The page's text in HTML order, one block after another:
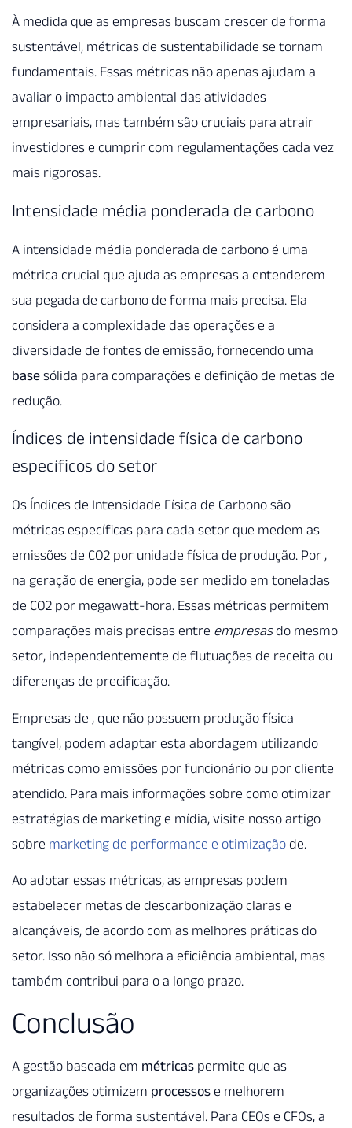
À medida que as empresas buscam crescer de forma
sustentável, métricas de sustentabilidade se tornam
fundamentais. Essas métricas não apenas ajudam a
avaliar o impacto ambiental das atividades
empresariais, mas também são cruciais para atrair
investidores e cumprir com regulamentações cada vez
mais rigorosas.
Intensidade média ponderada de carbono
A intensidade média ponderada de carbono é uma
métrica crucial que ajuda as empresas a entenderem
sua pegada de carbono de forma mais precisa. Ela
considera a complexidade das operações e a
diversidade de fontes de emissão, fornecendo uma
base sólida para comparações e definição de metas de
redução.
Índices de intensidade física de carbono
específicos do setor
Os Índices de Intensidade Física de Carbono são
métricas específicas para cada setor que medem as
emissões de CO2 por unidade física de produção. Por ,
na geração de energia, pode ser medido em toneladas
de CO2 por megawatt-hora. Essas métricas permitem
comparações mais precisas entre empresasdo mesmo
setor, independentemente de flutuações de receita ou
diferenças de precificação.
Empresas de , que não possuem produção física
tangível, podem adaptar esta abordagem utilizando
métricas como emissões por funcionário ou por cliente
atendido. Para mais informações sobre como otimizar
estratégias de marketing e mídia, visite nosso artigo
sobre marketing de performance e otimização de.
Ao adotar essas métricas, as empresas podem
estabelecer metas de descarbonização claras e
alcançáveis, de acordo com as melhores práticas do
setor. Isso não só melhora a eficiência ambiental, mas
também contribui para o a longo prazo.
Conclusão
A gestão baseada em métricas permite que as
organizações otimizem processos e melhorem
resultados de forma sustentável. Para CEOs e CFOs, a